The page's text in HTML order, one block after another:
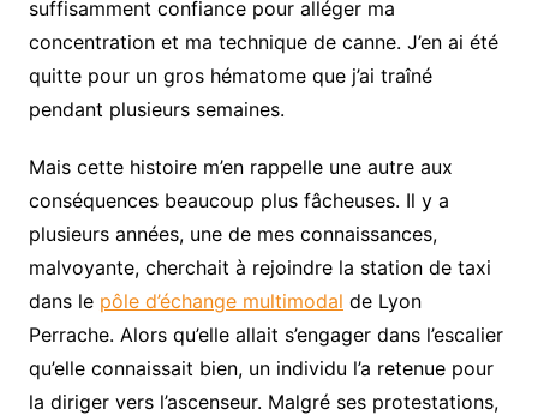
suffisamment confiance pour alléger ma
concentration et ma technique de canne. J’en ai été
quitte pour un gros hématome que j’ai traîné
pendant plusieurs semaines.
Mais cette histoire m’en rappelle une autre aux
conséquences beaucoup plus fâcheuses. Il y a
plusieurs années, une de mes connaissances,
malvoyante, cherchait à rejoindre la station de taxi
dans le pôle d’échange multimodal de Lyon
Perrache. Alors qu’elle allait s’engager dans l’escalier
qu’elle connaissait bien, un individu l’a retenue pour
la diriger vers l’ascenseur. Malgré ses protestations,